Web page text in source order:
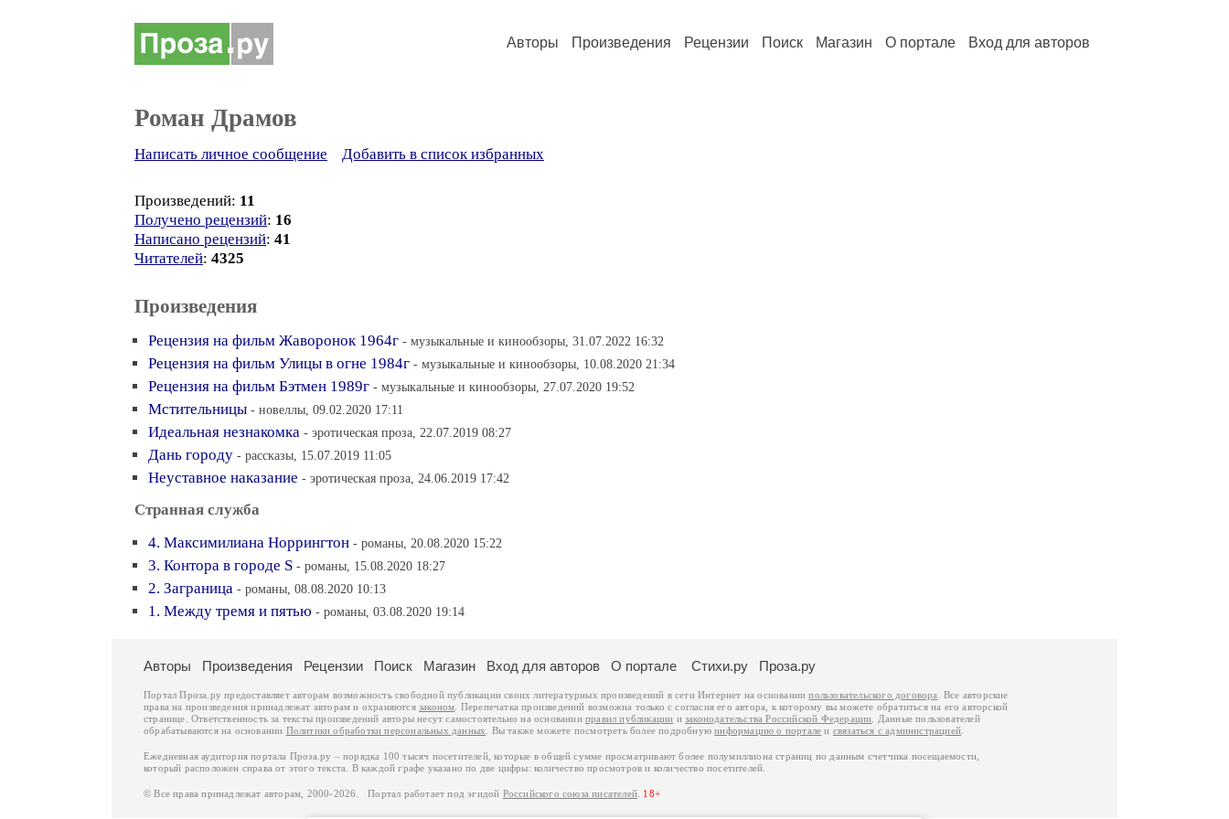
Авторы Произведения Рецензии Поиск Магазин О портале Вход для авторов
Роман Драмов
Написать личное сообщение Добавить в список избранных
Произведений: 11
Получено рецензий: 16
Написано рецензий: 41
Читателей: 4325
Произведения
Рецензия на фильм Жаворонок 1964г - музыкальные и кинообзоры, 31.07.2022 16:32
Рецензия на фильм Улицы в огне 1984г - музыкальные и кинообзоры, 10.08.2020 21:34
Рецензия на фильм Бэтмен 1989г - музыкальные и кинообзоры, 27.07.2020 19:52
Мстительницы - новеллы, 09.02.2020 17:11
Идеальная незнакомка - эротическая проза, 22.07.2019 08:27
Дань городу - рассказы, 15.07.2019 11:05
Неуставное наказание - эротическая проза, 24.06.2019 17:42
Странная служба
4. Максимилиана Норрингтон - романы, 20.08.2020 15:22
3. Контора в городе S - романы, 15.08.2020 18:27
2. Заграница - романы, 08.08.2020 10:13
1. Между тремя и пятью - романы, 03.08.2020 19:14
Авторы Произведения Рецензии Поиск Магазин Вход для авторов О портале Стихи.ру Проза.ру
Портал Проза.ру предоставляет авторам возможность свободной публикации своих литературных произведений в сети Интернет на основаниипользовательского договора
. Все авторские
права на произведения принадлежат авторам и охраняются законом . Перепечатка произведений возможна только с согласия его автора, к которому вы можете обратиться на его авторской
странице. Ответственность за тексты произведений авторы несут самостоятельно на основанииправил публикации изаконодательства Российской Федерации . Данные пользователей
обрабатываются на основании Политики обработки персональных данных . Вы также можете посмотреть более подробнуюинформацию о портале и связаться с администрацией
Ежедневная аудитория портала Проза.ру – порядка 100 тысяч посетителей, которые в общей сумме просматривают более полумиллиона страниц по данным счетчика посещаемости,
который расположен справа от этого текста. В каждой графе указано по две цифры: количество просмотров и количество посетителей.
© Все права принадлежат авторам, 2000-2026. Портал работает под эгидой Российского союза писателей 18+